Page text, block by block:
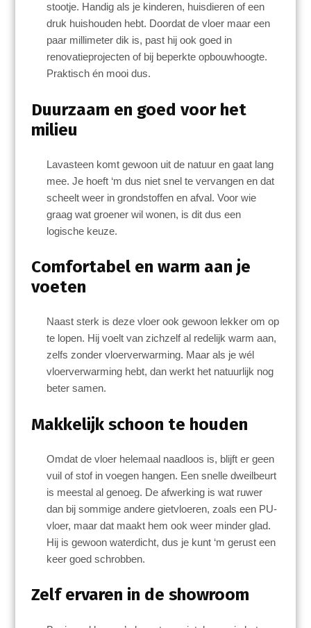
stootje. Handig als je kinderen, huisdieren of een
druk huishouden hebt. Doordat de vloer maar een
paar millimeter dik is, past hij ook goed in
renovatieprojecten of bij beperkte opbouwhoogte.
Praktisch én mooi dus.
Duurzaam en goed voor het
milieu
Lavasteen komt gewoon uit de natuur en gaat lang
mee. Je hoeft ‘m dus niet snel te vervangen en dat
scheelt weer in grondstoffen en afval. Voor wie
graag wat groener wil wonen, is dit dus een
logische keuze.
Comfortabel en warm aan je
voeten
Naast sterk is deze vloer ook gewoon lekker om op
te lopen. Hij voelt van zichzelf al redelijk warm aan,
zelfs zonder vloerverwarming. Maar als je wél
vloerverwarming hebt, dan werkt het natuurlijk nog
beter samen.
Makkelijk schoon te houden
Omdat de vloer helemaal naadloos is, blijft er geen
vuil of stof in voegen hangen. Een snelle dweilbeurt
is meestal al genoeg. De afwerking is wat ruwer
dan bij sommige andere gietvloeren, zoals een PU-
vloer, maar dat maakt hem ook weer minder glad.
Hij is gewoon waterdicht, dus je kunt ‘m gerust een
keer goed schrobben.
Zelf ervaren in de showroom